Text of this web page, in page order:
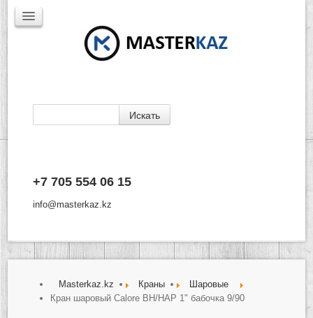
+7 705 554 06 15
info@masterkaz.kz
Доставка
Masterkaz.kz Краны
Шаровые
Кран шаровый Calore ВН/НАР 1" бабочка 9/90